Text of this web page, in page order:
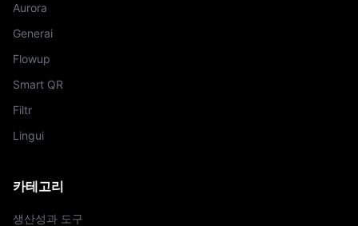
Aurora
Generai
Flowup
Smart QR
Filtr
Lingui
카테고리
생산성과 도구